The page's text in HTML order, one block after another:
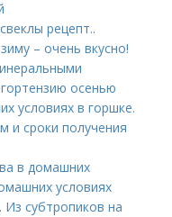
рецепт..
– очень вкусно!
осенью
условиях в горшке.
и сроки получения
в домашних
условиях
субтропиков на